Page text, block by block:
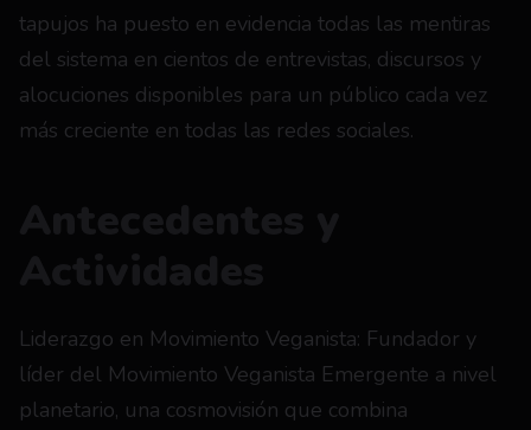
tapujos ha puesto en evidencia todas las mentiras
del sistema en cientos de entrevistas, discursos y
alocuciones disponibles para un público cada vez
más creciente en todas las redes sociales.
Liderazgo en Movimiento Veganista: Fundador y
líder del Movimiento Veganista Emergente a nivel
planetario, una cosmovisión que combina